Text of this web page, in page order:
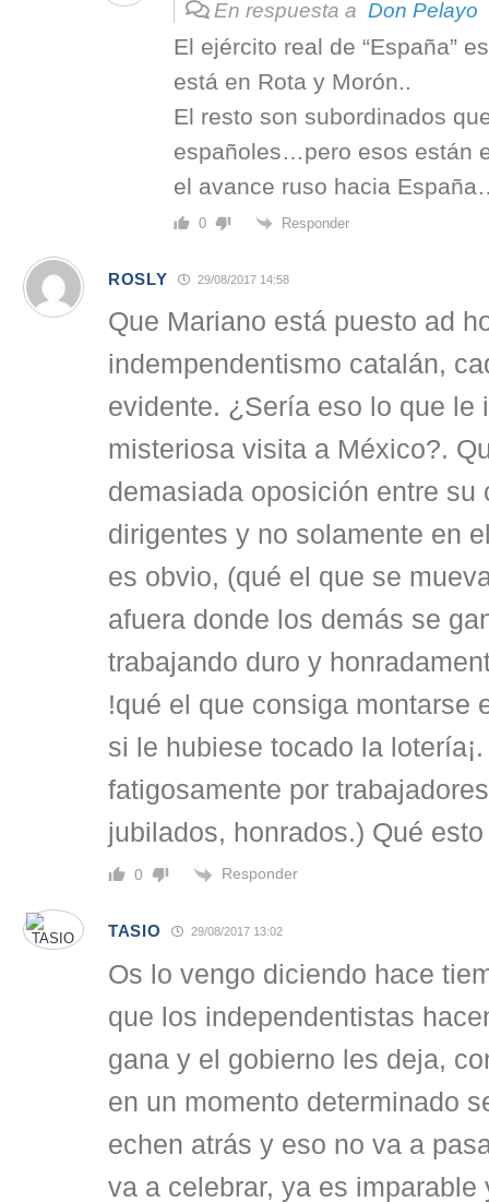
En respuesta a Don Pelayo
El ejército real de “España”
está en Rota y Morón..
El resto son subordinados
españoles…pero esos están
el avance ruso hacia
0 Responder
ROSLY 29/08/2017 14:58
Que Mariano está puesto ad
indempendentismo catalán,
evidente. ¿Sería eso lo que le
misteriosa visita a México?.
demasiada oposición entre su
dirigentes y no solamente en
es obvio, (qué el que se
afuera donde los demás se
trabajando duro y
!qué el que consiga montarse
si le hubiese tocado la
fatigosamente por
jubilados, honrados.) Qué
0 Responder
TASIO 29/08/2017 13:02
Os lo vengo diciendo hace
que los independentistas
gana y el gobierno les deja,
en un momento determinado
echen atrás y eso no va a
va a celebrar, ya es